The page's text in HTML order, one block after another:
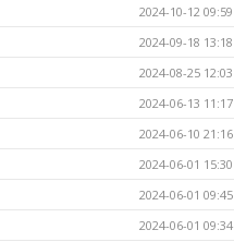
2024-10-12 09:59
2024-09-18 13:18
2024-08-25 12:03
2024-06-13 11:17
2024-06-10 21:16
2024-06-01 15:30
2024-06-01 09:45
2024-06-01 09:34